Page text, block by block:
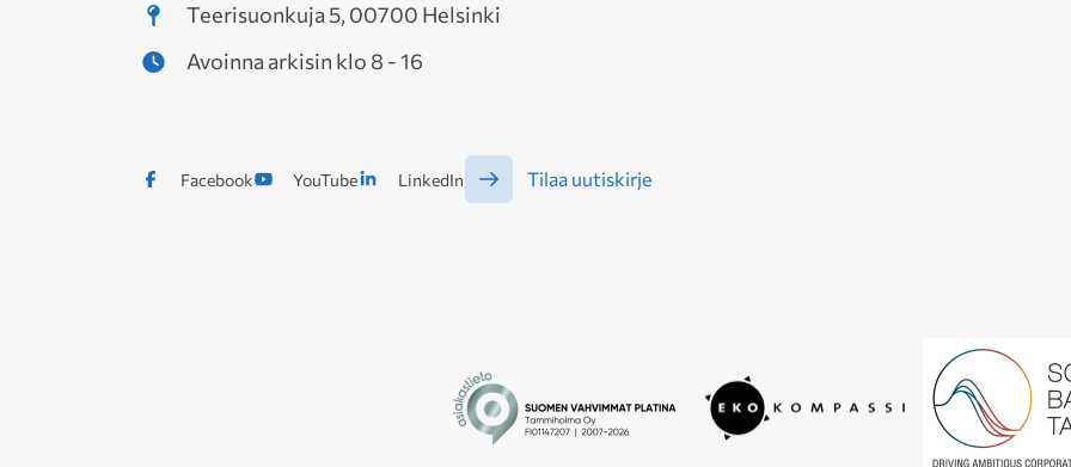
Teerisuonkuja 5, 00700 Helsinki
Avoinna arkisin klo 8 - 16
Facebook YouTube LinkedIn Tilaa uutiskirje